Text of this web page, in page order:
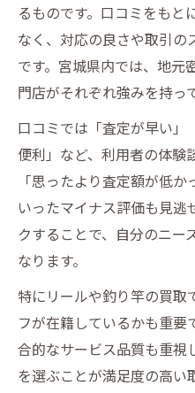
るものです。口コミをもと
なく、対応の良さや取引の
です。宮城県内では、地元
門店がそれぞれ強みを持っ
口コミでは「査定が早い」
便利」など、利用者の体験
「思ったより査定額が低
いったマイナス評価も見逃
クすることで、自分のニー
なります。
特にリールや釣り竿の買取
フが在籍しているかも重要
合的なサービス品質も重視
を選ぶことが満足度の高い